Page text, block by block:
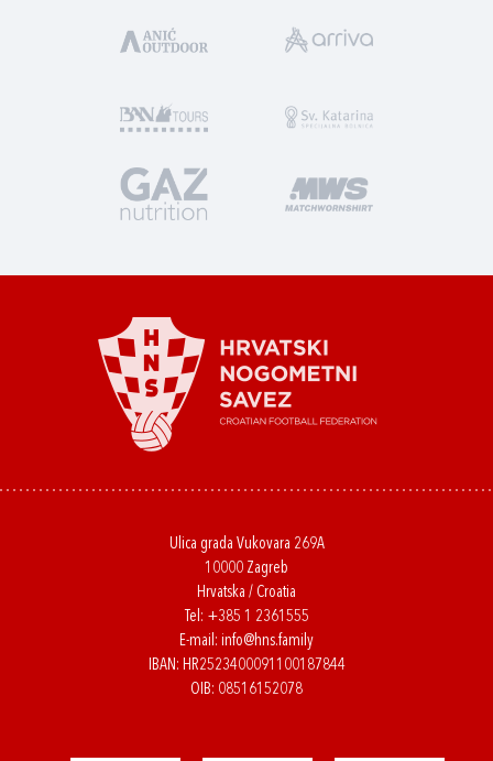
Ulica grada Vukovara 269A
10000 Zagreb
Hrvatska / Croatia
Tel: +385 1 2361555
E-mail: info@hns.family
IBAN: HR2523400091100187844
OIB: 08516152078